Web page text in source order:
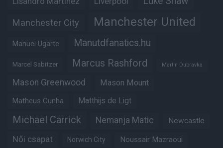
Manchester City Manchester United
Manuel Ugarte Manutdfanatics.hu
Marcel Sabitzer Marcus Rashford Martin Dubravka
Mason Greenwood Mason Mount
Matheus Cunha Matthijs de Ligt
Michael Carrick Nemanja Matic Newcastle
Női csapat Norwich City Noussair Mazraoui